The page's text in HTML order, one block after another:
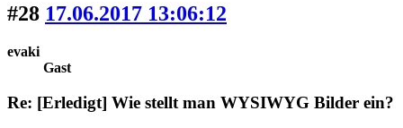
#28 17.06.2017 13:06:12
evaki
Gast
Re: [Erledigt] Wie stellt man WYSIWYG Bilder ein?